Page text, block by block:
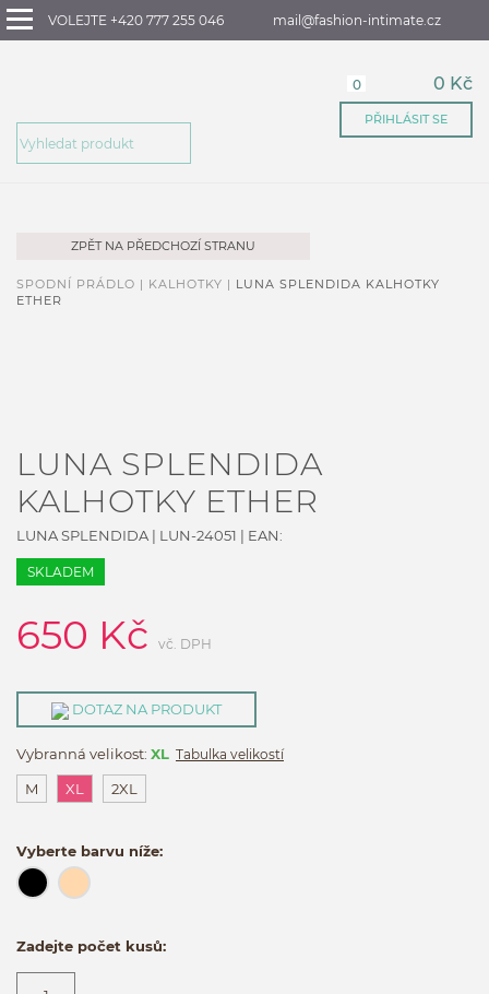
VOLEJTE +420 777 255 046 mail@fashion-intimate.cz
0 0 Kč
PŘIHLÁSIT SE
ZPĚT NA PŘEDCHOZÍ STRANU
SPODNÍ PRÁDLO | KALHOTKY | LUNA SPLENDIDA KALHOTKY
ETHER
LUNA SPLENDIDA
KALHOTKY ETHER
LUNA SPLENDIDA | LUN-24051 | EAN:
SKLADEM
650 Kč vč. DPH
DOTAZ NA PRODUKT
Vybranná velikost: XL Tabulka velikostí
M XL 2XL
Vyberte barvu níže:
Zadejte počet kusů: